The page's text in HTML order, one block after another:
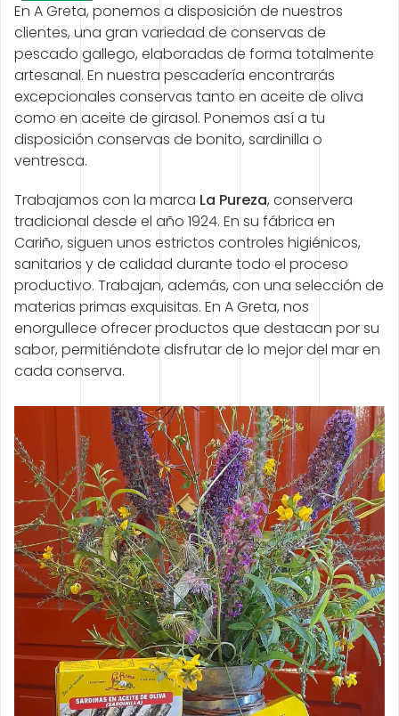
En A Greta, ponemos a disposición de nuestros
clientes, una gran variedad de conservas de
pescado gallego, elaboradas de forma totalmente
artesanal. En nuestra pescadería encontrarás
excepcionales conservas tanto en aceite de oliva
como en aceite de girasol. Ponemos así a tu
disposición conservas de bonito, sardinilla o
ventresca.
Trabajamos con la marca La Pureza, conservera
tradicional desde el año 1924. En su fábrica en
Cariño, siguen unos estrictos controles higiénicos,
sanitarios y de calidad durante todo el proceso
productivo. Trabajan, además, con una selección de
materias primas exquisitas. En A Greta, nos
enorgullece ofrecer productos que destacan por su
sabor, permitiéndote disfrutar de lo mejor del mar en
cada conserva.